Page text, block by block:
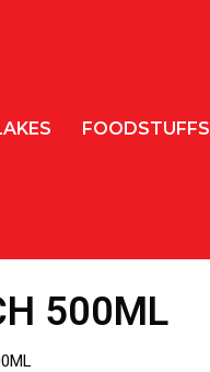
FOODSTUFFS
500ML